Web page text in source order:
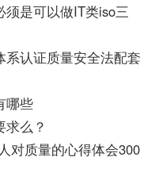
是可以做IT类iso三
认证质量安全法配套
哪些
么？
对质量的心得体会300